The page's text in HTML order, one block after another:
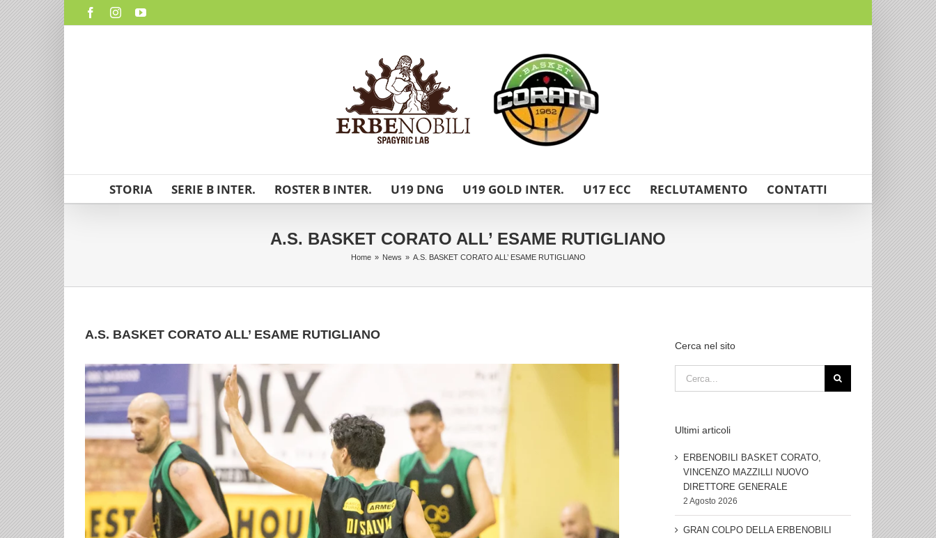
Salta
al
contenuto
FacebookInstagramYouTube
STORIA SERIE B INTER. ROSTER B INTER. U19 DNG U19 GOLD INTER. U17 ECC RECLUTAMENTO CONTATTI
A.S. BASKET CORATO ALL’ ESAME RUTIGLIANO
Home » News » A.S. BASKET CORATO ALL’ ESAME RUTIGLIANO
A.S. BASKET CORATO ALL’ ESAME RUTIGLIANO
Ingrandisci
immagine
Cerca nel sito
Ultimi articoli
ERBENOBILI BASKET CORATO,
VINCENZO MAZZILLI NUOVO
DIRETTORE GENERALE
2 Agosto 2026
GRAN COLPO DELLA ERBENOBILI